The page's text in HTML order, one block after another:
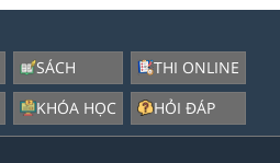
SÁCH
KHÓA HỌC
THI ONLINE
HỎI ĐÁP